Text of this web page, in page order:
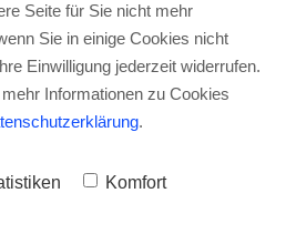
Bayern. Zwölf
Viktor quer über
Deich. Vogel Quax
Bim. Sylvia wagt
Pforzheim. Polyfon
Mäxchens Vögel
Seite für Sie nicht mehr
Sie in einige Cookies nicht
Einwilligung jederzeit widerrufen.
Informationen zu Cookies
.
Komfort